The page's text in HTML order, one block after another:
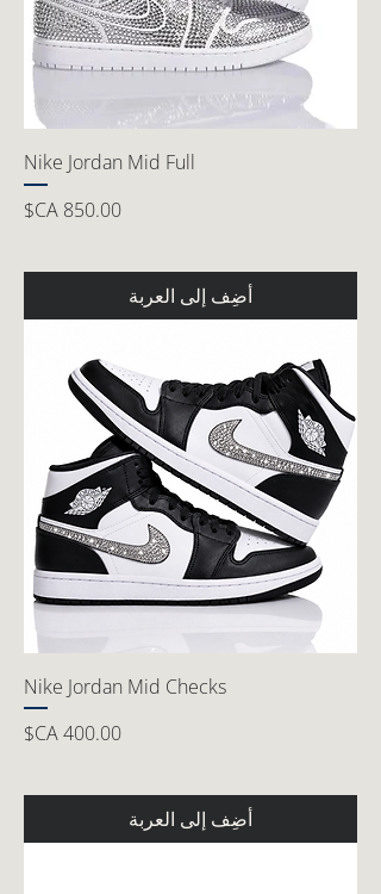
Nike Jordan Mid Full
السعر
أضِف إلى العربة
Nike Jordan Mid Checks
السعر
أضِف إلى العربة